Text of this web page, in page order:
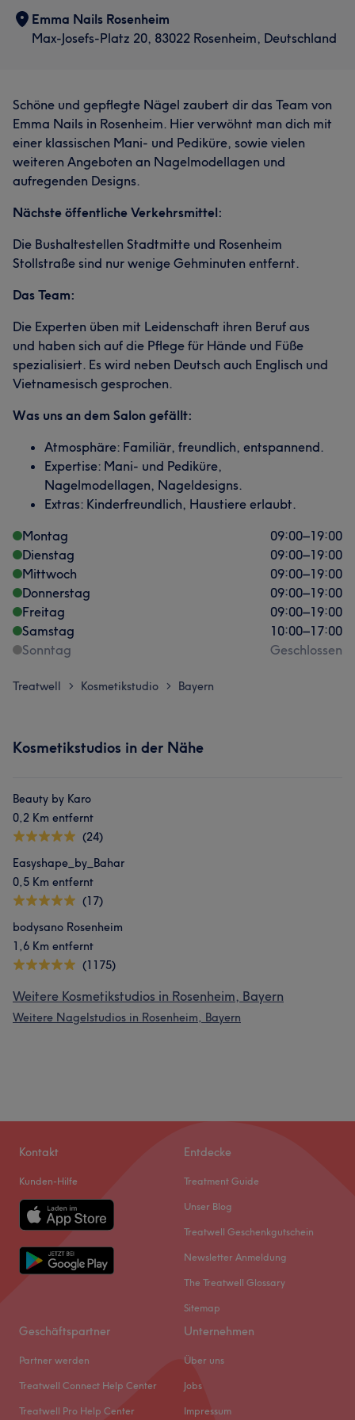
Emma Nails Rosenheim
Max-Josefs-Platz 20, 83022 Rosenheim, Deutschland
Schöne und gepflegte Nägel zaubert dir das Team von
Emma Nails in Rosenheim. Hier verwöhnt man dich mit
einer klassischen Mani- und Pediküre, sowie vielen
weiteren Angeboten an Nagelmodellagen und
aufregenden Designs.
Nächste öffentliche Verkehrsmittel:
Die Bushaltestellen Stadtmitte und Rosenheim
Stollstraße sind nur wenige Gehminuten entfernt.
Das Team:
Die Experten üben mit Leidenschaft ihren Beruf aus
und haben sich auf die Pflege für Hände und Füße
spezialisiert. Es wird neben Deutsch auch Englisch und
Vietnamesisch gesprochen.
Was uns an dem Salon gefällt:
Atmosphäre: Familiär, freundlich, entspannend.
Expertise: Mani- und Pediküre,
Nagelmodellagen, Nageldesigns.
Extras: Kinderfreundlich, Haustiere erlaubt.
Montag
09:00–19:00
Dienstag
09:00–19:00
Mittwoch
09:00–19:00
Donnerstag
09:00–19:00
Freitag
09:00–19:00
Samstag
10:00–17:00
Sonntag
Geschlossen
Treatwell > Kosmetikstudio > Bayern
Kosmetikstudios in der Nähe
Beauty by Karo
0,2 Km entfernt
(24)
Easyshape_by_Bahar
0,5 Km entfernt
(17)
bodysano Rosenheim
1,6 Km entfernt
(1175)
Weitere Kosmetikstudios in Rosenheim, Bayern
Weitere Nagelstudios in Rosenheim, Bayern
Kontakt
Kunden-Hilfe
Entdecke
Treatment Guide
Unser Blog
Treatwell Geschenkgutschein
Newsletter Anmeldung
The Treatwell Glossary
Sitemap
Geschäftspartner
Partner werden
Treatwell Connect Help Center
Treatwell Pro Help Center
Unternehmen
Über uns
Jobs
Impressum